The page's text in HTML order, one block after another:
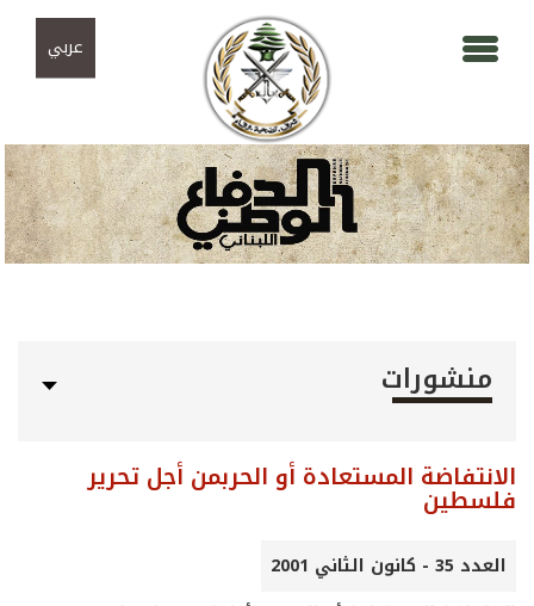
عربي
منشورات
الانتفاضة المستعادة أو الحربمن أجل تحرير
فلسطين
العدد 35 - كانون الثاني 2001